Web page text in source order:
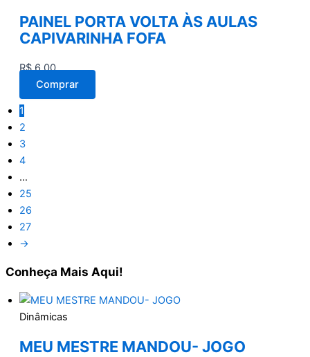
PAINEL PORTA VOLTA ÀS AULAS
CAPIVARINHA FOFA
R$6,00
Comprar
1
2
3
4
…
25
26
27
→
Conheça Mais Aqui!
Dinâmicas
MEU MESTRE MANDOU- JOGO